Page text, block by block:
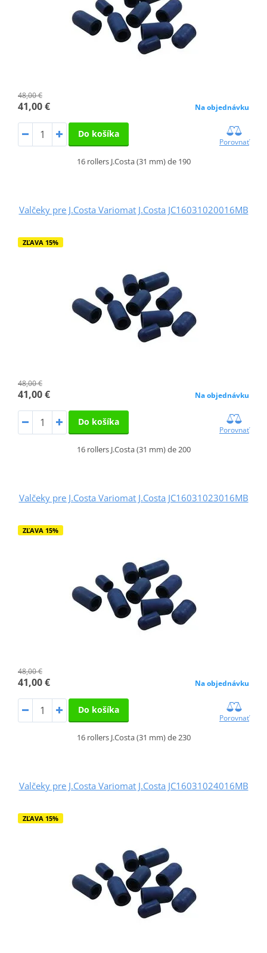
48,00 €
41,00 € Na objednávku
Do košíka
Porovnať
16 rollers J.Costa (31 mm) de 190
Valčeky pre J.Costa Variomat J.Costa JC16031020016MB
ZĽAVA 15%
48,00 €
41,00 € Na objednávku
Do košíka
Porovnať
16 rollers J.Costa (31 mm) de 200
Valčeky pre J.Costa Variomat J.Costa JC16031023016MB
ZĽAVA 15%
48,00 €
41,00 € Na objednávku
Do košíka
Porovnať
16 rollers J.Costa (31 mm) de 230
Valčeky pre J.Costa Variomat J.Costa JC16031024016MB
ZĽAVA 15%